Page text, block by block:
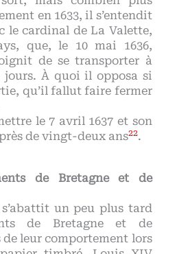
en 1633, il s’entendit
le cardinal de La Valette,
que, le 10 mai 1636,
de se transporter à
À quoi il opposa si
qu’il fallut faire fermer
le 7 avril 1637 et son
de vingt-deux ans22.
de Bretagne et de
un peu plus tard
de Bretagne et de
leur comportement lors